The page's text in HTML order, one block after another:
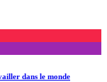
dans le monde